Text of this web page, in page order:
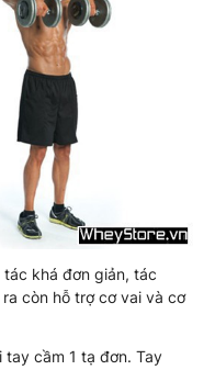
khá đơn giản, tác
còn hỗ trợ cơ vai và cơ
cầm 1 tạ đơn. Tay